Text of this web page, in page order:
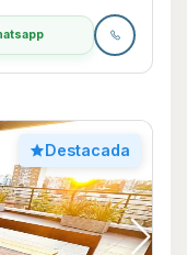
Destacada